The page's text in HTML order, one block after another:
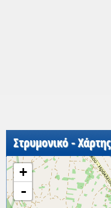
Στρυμονικό - Χάρτης
+
-